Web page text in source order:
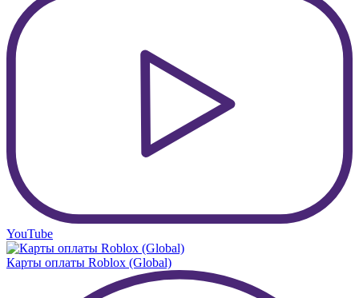
YouTube
Карты оплаты Roblox (Global)